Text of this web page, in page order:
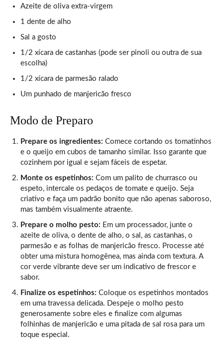
Azeite de oliva extra-virgem
1 dente de alho
Sal a gosto
1/2 xícara de castanhas (pode ser pinoli ou outra de sua
escolha)
1/2 xícara de parmesão ralado
Um punhado de manjericão fresco
Modo de Preparo
Prepare os ingredientes: Comece cortando os tomatinhos
e o queijo em cubos de tamanho similar. Isso garante que
cozinhem por igual e sejam fáceis de espetar.
Monte os espetinhos: Com um palito de churrasco ou
espeto, intercale os pedaços de tomate e queijo. Seja
criativo e faça um padrão bonito que não apenas saboroso,
mas também visualmente atraente.
Prepare o molho pesto: Em um processador, junte o
azeite de oliva, o dente de alho, o sal, as castanhas, o
parmesão e as folhas de manjericão fresco. Processe até
obter uma mistura homogênea, mas ainda com textura. A
cor verde vibrante deve ser um indicativo de frescor e
sabor.
Finalize os espetinhos: Coloque os espetinhos montados
em uma travessa delicada. Despeje o molho pesto
generosamente sobre eles e finalize com algumas
folhinhas de manjericão e uma pitada de sal rosa para um
toque especial.